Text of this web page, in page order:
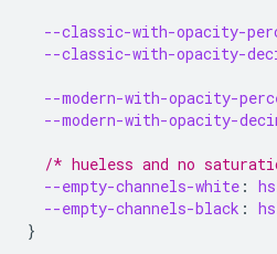
--classic-with-opacity-
--classic-with-opacity-
--modern-with-opacity-
--modern-with-opacity-
/* hueless and no
--empty-channels-white :
--empty-channels-black :
}